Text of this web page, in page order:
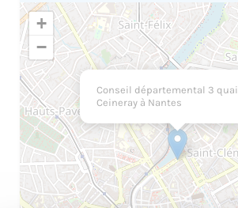
Conseil départemental 3 quai
Ceineray à Nantes
+
−